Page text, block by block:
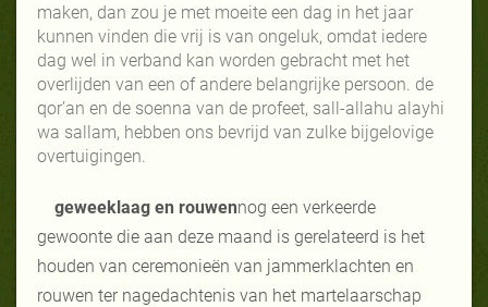
maken, dan zou je met moeite een dag in het jaar
kunnen vinden die vrij is van ongeluk, omdat iedere
dag wel in verband kan worden gebracht met het
overlijden van een of andere belangrijke persoon. de
qor’an en de soenna van de profeet, sall-allahu alayhi
wa sallam, hebben ons bevrijd van zulke bijgelovige
overtuigingen.
geweeklaag en rouwennog een verkeerde
gewoonte die aan deze maand is gerelateerd is het
houden van ceremonieën van jammerklachten en
rouwen ter nagedachtenis van het martelaarschap